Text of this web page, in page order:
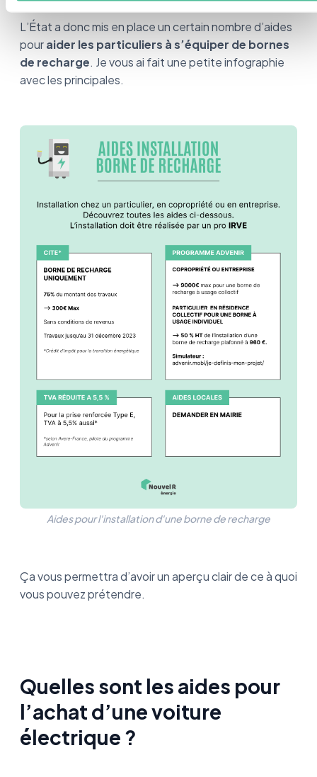
L’État a donc mis en place un certain nombre d’aides
pouraider les particuliers à s’équiper de bornes
de recharge. Je vous ai fait une petite infographie
avec les principales.
Aides pour l'installation d'une borne de recharge
Ça vous permettra d’avoir un aperçu clair de ce à quoi
vous pouvez prétendre.
Quelles sont les aides pour
l’achat d’une voiture
électrique ?